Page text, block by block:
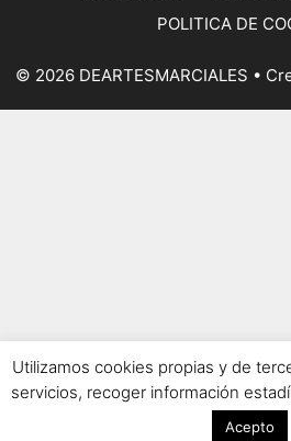
POLITICA DE
© 2026 DEARTESMARCIALES •
Utilizamos cookies propias y de
servicios, recoger información
Acepto